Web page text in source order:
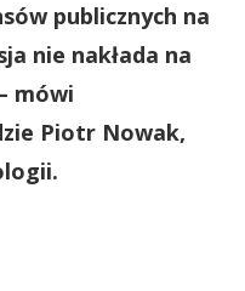
publicznych na
nie nakłada na
mówi
Piotr Nowak,